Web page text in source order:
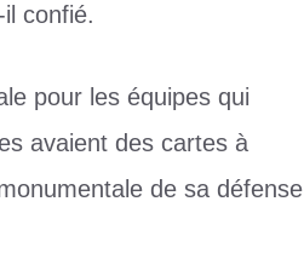
confié.
pour les équipes qui
avaient des cartes à
de sa défense